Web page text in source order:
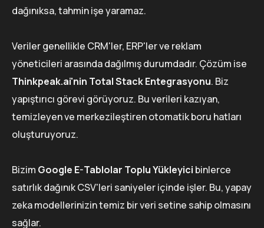
dağınıksa, tahmin işe yaramaz.
Veriler genellikle CRM'ler, ERP'ler ve reklam
yöneticileri arasında dağılmış durumdadır. Çözüm ise
Thinkpeak.ai'nin Total Stack Entegrasyonu. Biz
yapıştırıcı görevi görüyoruz. Bu verileri kazıyan,
temizleyen ve merkezileştiren otomatik boru hatları
oluşturuyoruz.
Bizim Google E-Tablolar Toplu Yükleyici binlerce
satırlık dağınık CSV'leri saniyeler içinde işler. Bu, yapay
zeka modellerinizin temiz bir veri setine sahip olmasını
sağlar.